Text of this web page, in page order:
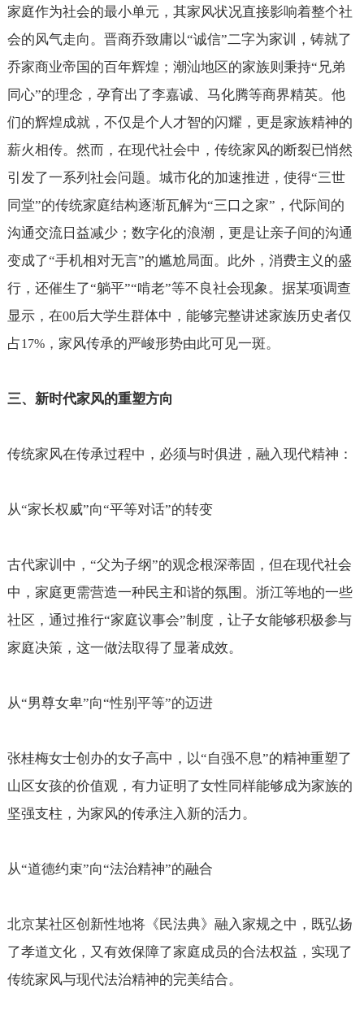
家庭作为社会的最小单元，其家风状况直接影响着整个社
会的风气走向。晋商乔致庸以“诚信”二字为家训，铸就了
乔家商业帝国的百年辉煌；潮汕地区的家族则秉持“兄弟
同心”的理念，孕育出了李嘉诚、马化腾等商界精英。他
们的辉煌成就，不仅是个人才智的闪耀，更是家族精神的
薪火相传。然而，在现代社会中，传统家风的断裂已悄然
引发了一系列社会问题。城市化的加速推进，使得“三世
同堂”的传统家庭结构逐渐瓦解为“三口之家”，代际间的
沟通交流日益减少；数字化的浪潮，更是让亲子间的沟通
变成了“手机相对无言”的尴尬局面。此外，消费主义的盛
行，还催生了“躺平”“啃老”等不良社会现象。据某项调查
显示，在00后大学生群体中，能够完整讲述家族历史者仅
占17%，家风传承的严峻形势由此可见一斑。
三、新时代家风的重塑方向
传统家风在传承过程中，必须与时俱进，融入现代精神：
从“家长权威”向“平等对话”的转变
古代家训中，“父为子纲”的观念根深蒂固，但在现代社会
中，家庭更需营造一种民主和谐的氛围。浙江等地的一些
社区，通过推行“家庭议事会”制度，让子女能够积极参与
家庭决策，这一做法取得了显著成效。
从“男尊女卑”向“性别平等”的迈进
张桂梅女士创办的女子高中，以“自强不息”的精神重塑了
山区女孩的价值观，有力证明了女性同样能够成为家族的
坚强支柱，为家风的传承注入新的活力。
从“道德约束”向“法治精神”的融合
北京某社区创新性地将《民法典》融入家规之中，既弘扬
了孝道文化，又有效保障了家庭成员的合法权益，实现了
传统家风与现代法治精神的完美结合。